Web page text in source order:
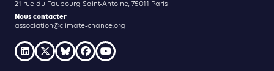
21 rue du Faubourg Saint-Antoine, 75011 Paris
Nous contacter
association@climate-chance.org